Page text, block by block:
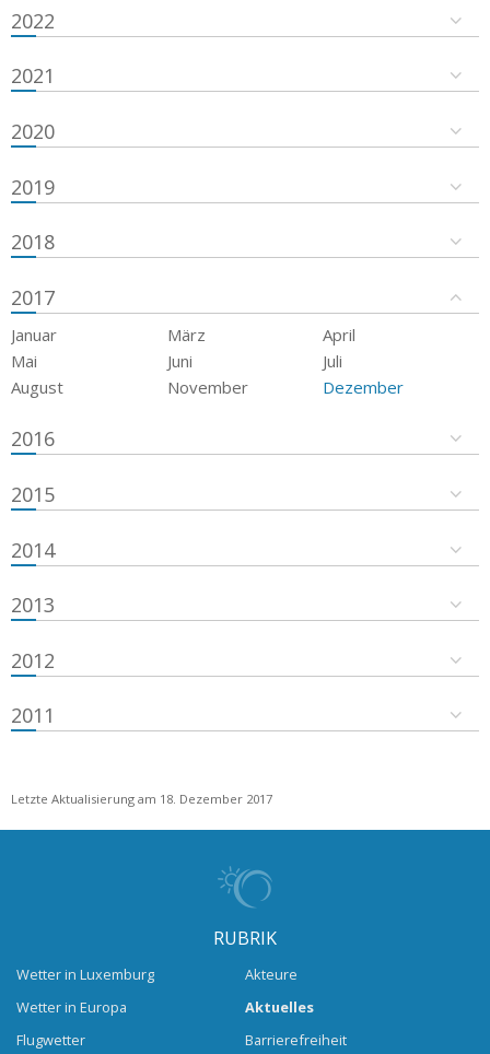
2022
2021
2020
2019
2018
2017
Januar März
April
Mai
Juni
Juli
August
November Dezember
2016
2015
2014
2013
2012
2011
Letzte Aktualisierung am 18. Dezember 2017
RUBRIK
Wetter in Luxemburg
Wetter in Europa
Flugwetter
Akteure
Aktuelles
Barrierefreiheit